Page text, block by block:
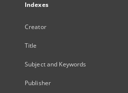
Indexes
Creator
Title
Subject and Keywords
Publisher